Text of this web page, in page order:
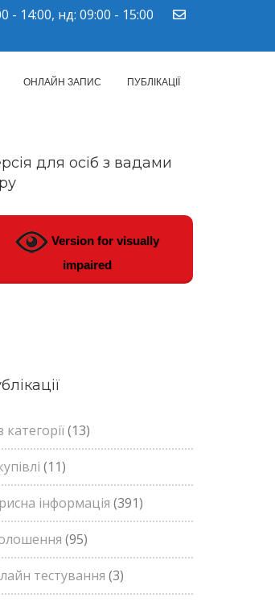
- 14:00, нд: 09:00 - 15:00
ОНЛАЙН ЗАПИС ПУБЛІКАЦІЇ
для осіб з вадами
Version for visually
impaired
категорії(13)
(11)
інформація (391)
(95)
тестування (3)